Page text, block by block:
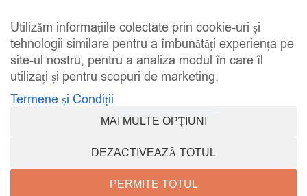
Utilizăm informațiile colectate prin cookie-uri și
tehnologii similare pentru a îmbunătăți experiența pe
site-ul nostru, pentru a analiza modul în care îl
utilizați și pentru scopuri de marketing.
Termene și Condiții
MAI MULTE OPȚIUNI
DEZACTIVEAZĂ TOTUL
PERMITE TOTUL
COMPARE (0)
COMPARE
REMOVE ALL PRODUCTS